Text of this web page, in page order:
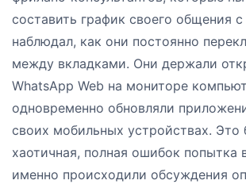
составить график своего общения
наблюдал, как они постоянно
между вкладками. Они держали
WhatsApp Web на мониторе
одновременно обновляли
своих мобильных устройствах. Это
хаотичная, полная ошибок попытка
именно происходили обсуждения